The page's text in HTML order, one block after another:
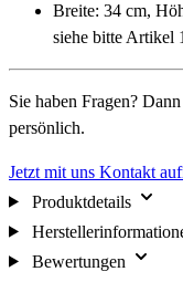
Breite: 34 cm,
siehe bitte Artikel
Sie haben Fragen?
persönlich.
Jetzt mit uns Kontakt
Produktdetails
Bewertungen